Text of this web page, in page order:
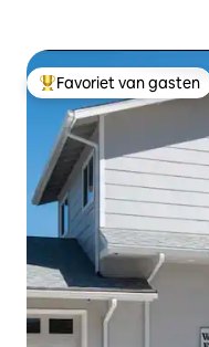
Topfavoriet van gasten
Favoriet van gasten